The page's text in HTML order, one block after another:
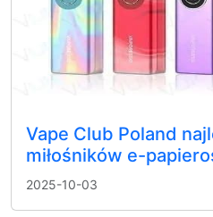
Vape Club Poland
miłośników e-
2025-10-03